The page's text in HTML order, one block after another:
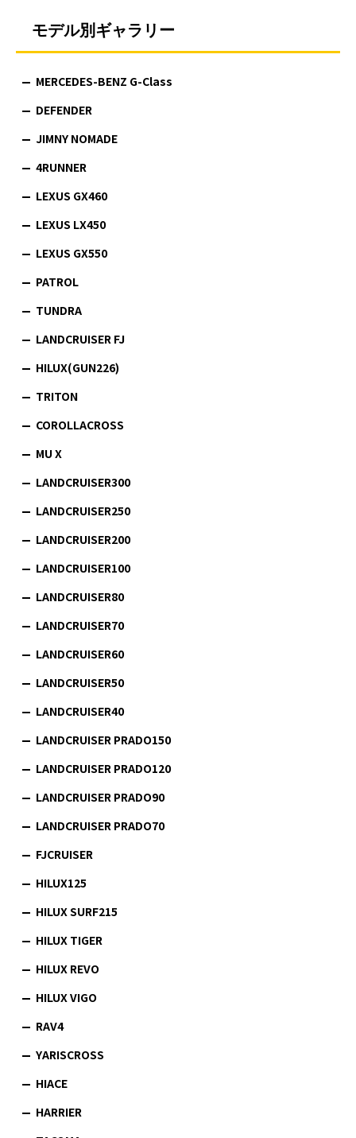
モデル別ギャラリー
MERCEDES-BENZ G-Class
DEFENDER
JIMNY NOMADE
4RUNNER
LEXUS GX460
LEXUS LX450
LEXUS GX550
PATROL
TUNDRA
LANDCRUISER FJ
HILUX(GUN226)
TRITON
COROLLACROSS
MU X
LANDCRUISER300
LANDCRUISER250
LANDCRUISER200
LANDCRUISER100
LANDCRUISER80
LANDCRUISER70
LANDCRUISER60
LANDCRUISER50
LANDCRUISER40
LANDCRUISER PRADO150
LANDCRUISER PRADO120
LANDCRUISER PRADO90
LANDCRUISER PRADO70
FJCRUISER
HILUX125
HILUX SURF215
HILUX TIGER
HILUX REVO
HILUX VIGO
RAV4
YARISCROSS
HIACE
HARRIER